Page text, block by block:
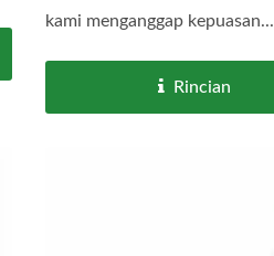
kami menganggap kepuasan...
Rincian